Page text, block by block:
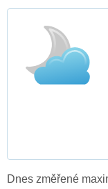
Dnes změřené